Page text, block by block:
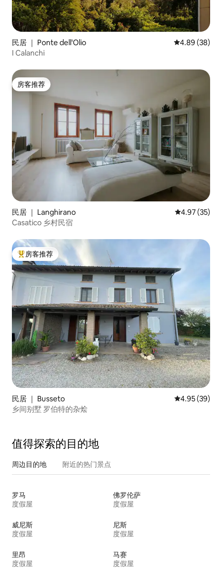
民居 ｜ Ponte dell'Olio 平均评分 4.89
4.89 (38)
I Calanchi
房客推荐
房客推荐
民居 ｜ Langhirano 平均评分
4.97 (35)
Casatico 乡村民宿
热门「房客推荐」
房客推荐
民居 ｜ Busseto 平均评分
4.95 (39)
乡间别墅 罗伯特的杂烩
值得探索的目的地
周边目的地 附近的热门景点
罗马
度假屋
佛罗伦萨
度假屋
威尼斯
度假屋
尼斯
度假屋
里昂
度假屋
马赛
度假屋